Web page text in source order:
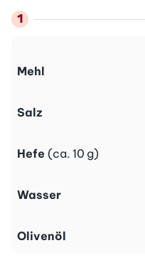
Mehl
Salz
Hefe (ca. 10 g)
Wasser
Olivenöl